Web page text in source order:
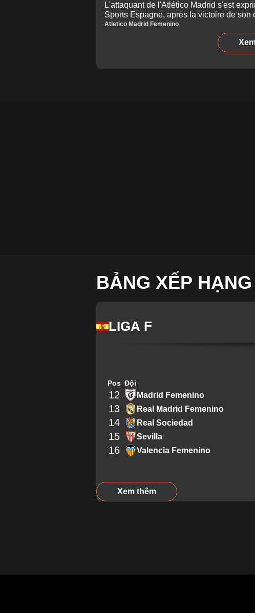
L'attaquant de l'Atlético Madrid s'est
Sports Espagne, après la victoire de son
Palmas (3-0) dimanche.
Atletico Madrid Femenino
BẢNG XẾP HẠNG
LIGA F
Pos Đội
12 Madrid Femenino
13 Real Madrid Femenino
14 Real Sociedad
15 Sevilla
16 Valencia Femenino
Xem thêm